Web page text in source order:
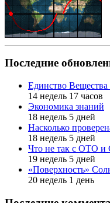
Последние
Единство
14 недель 17 часов
Экономика знаний
18 недель 5 дней
Насколько
18 недель 5 дней
Что не так с ОТО
19 недель 5 дней
«Поверхность»
20 недель 1 день